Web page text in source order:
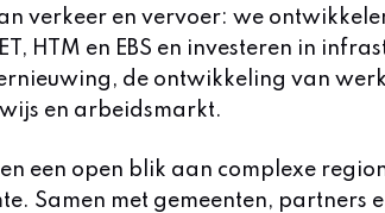
verkeer en vervoer: we
HTM en EBS en investeren in
de ontwikkeling van
en arbeidsmarkt.
een open blik aan complexe
Samen met gemeenten, partners